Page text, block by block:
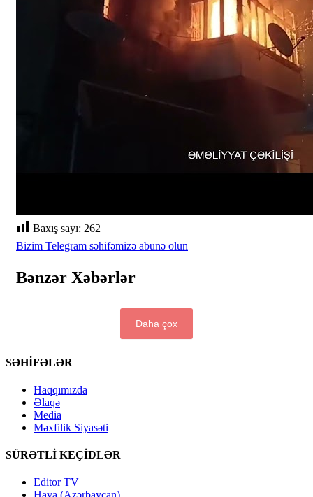
Baxış sayı: 262
Bizim Telegram səhifəmizə abunə olun
Bənzər Xəbərlər
Daha çox
SƏHİFƏLƏR
Haqqımızda
Əlaqə
Media
Məxfilik Siyasəti
SÜRƏTLİ KEÇİDLƏR
Editor TV